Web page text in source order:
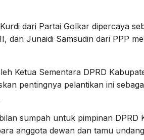
dari Partai Golkar dipercaya
dan Junaidi Samsudin dari PPP
Ketua Sementara DPRD
pentingnya pelantikan ini
sumpah untuk pimpinan DPRD
anggota dewan dan tamu